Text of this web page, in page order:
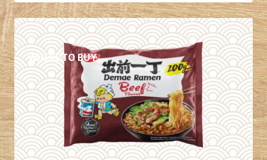
WHERE TO BUY
DETALJER